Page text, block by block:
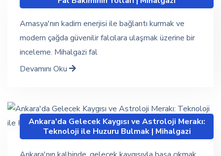
Amasya'nın kadim enerjisi ile bağlantı kurmak ve
modern çağda güvenilir falcılara ulaşmak üzerine bir
inceleme. Mihalgazi fal
Devamını Oku
Ankara'da Gelecek Kaygısı ve Astroloji Merakı:
Teknoloji ile Huzuru Bulmak | Mihalgazi